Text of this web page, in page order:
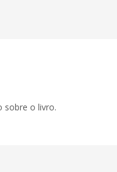
sobre o livro.